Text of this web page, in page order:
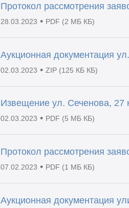
Протокол рассмотрения
28.03.2023 • PDF (2 МБ КБ)
Аукционная документация
02.03.2023 •ZIP (125 КБ КБ)
Извещение ул. Сеченова, 27
02.03.2023 • PDF (5 МБ КБ)
Протокол рассмотрения
07.02.2023 • PDF (1 МБ КБ)
Аукционная документация